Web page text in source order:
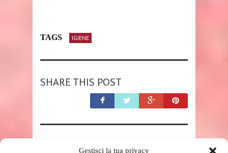
Gestisci la tua privacy
TAGS IGIENE
SHARE THIS POST
RELATED POSTS